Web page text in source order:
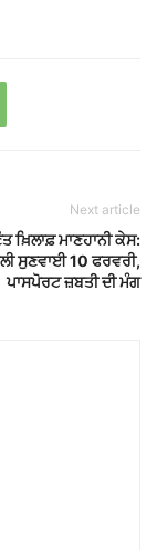
Next article
ਖ਼ਿਲਾਫ਼ ਮਾਣਹਾਨੀ ਕੇਸ:
ਸੁਣਵਾਈ 10 ਫਰਵਰੀ,
ਪਾਸਪੋਰਟ ਜ਼ਬਤੀ ਦੀ ਮੰਗ